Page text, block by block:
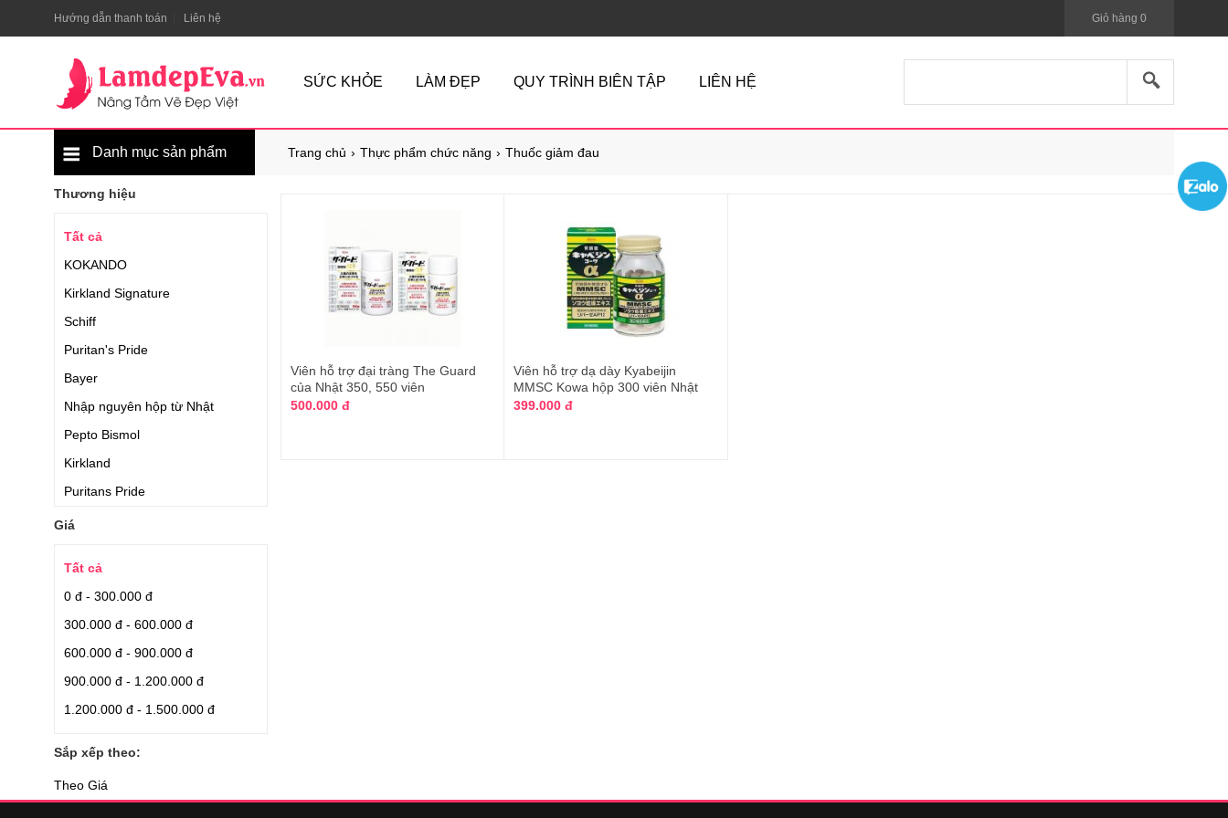
Hướng dẫn thanh toán Liên hệ Giỏ hàng 0
SỨC KHỎE LÀM ĐẸP QUY TRÌNH BIÊN TẬP LIÊN HỆ
Trang chủ Thực phẩm chức năng Thuốc giảm đau
Danh mục sản phẩm
Thương hiệu
Tất cả
KOKANDO
Kirkland Signature
Schiff
Puritan's Pride
Bayer
Nhập nguyên hộp từ Nhật
Pepto Bismol
Kirkland
Puritans Pride
Vicks Baby Son
Trunature
Advil
Kracie
Members Mark
Hisamitsu
Kowa
FINE
Itoh
Giá
Tất cả
0 đ - 300.000 đ
300.000 đ - 600.000 đ
600.000 đ - 900.000 đ
900.000 đ - 1.200.000 đ
1.200.000 đ - 1.500.000 đ
Sắp xếp theo:
Theo Giá
Viên hỗ trợ đại tràng The Guard
của Nhật 350, 550 viên
500.000 đ
Viên hỗ trợ dạ dày Kyabeijin
MMSC Kowa hộp 300 viên Nhật
Bản
399.000 đ